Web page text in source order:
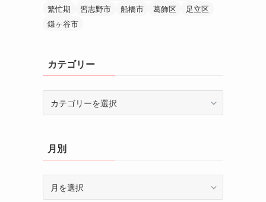
繁忙期
習志野市 船橋市 葛飾区
足立区
鎌ヶ谷市
カテゴリー
ー月別